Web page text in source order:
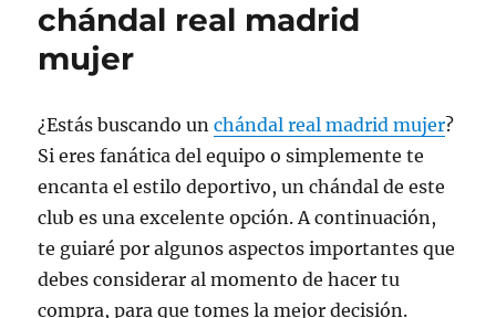
chándal real madrid
mujer
¿Estás buscando unchándal real madrid mujer?
Si eres fanática del equipo o simplemente te
encanta el estilo deportivo, un chándal de este
club es una excelente opción. A continuación,
te guiaré por algunos aspectos importantes que
debes considerar al momento de hacer tu
compra, para que tomes la mejor decisión.